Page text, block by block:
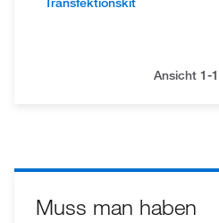
Ansicht 1-
Muss man haben